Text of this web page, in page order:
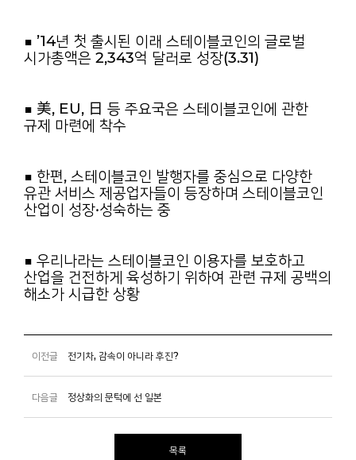
■ ’14년 첫 출시된 이래 스테이블코인의 글로벌
시가총액은 2,343억 달러로 성장(3.31)
■ 美, EU, 日 등 주요국은 스테이블코인에 관한
규제 마련에 착수
■ 한편, 스테이블코인 발행자를 중심으로 다양한
유관 서비스 제공업자들이 등장하며 스테이블코인
산업이 성장·성숙하는 중
■ 우리나라는 스테이블코인 이용자를 보호하고
산업을 건전하게 육성하기 위하여 관련 규제 공백의
해소가 시급한 상황
이전글 전기차, 감속이 아니라 후진?
다음글 정상화의 문턱에 선 일본
목록